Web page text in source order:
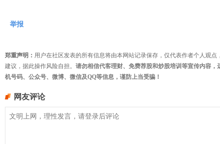
举报
郑重声明： 用户在社区发表的所有信息将由本网站记录保存，仅代表作者个人观
建议，据此操作风险自担。 请勿相信代客理财、免费荐股和炒股培训等宣传内容
机号码、公众号、微博、微信及QQ等信息，谨防上当受骗！
网友评论